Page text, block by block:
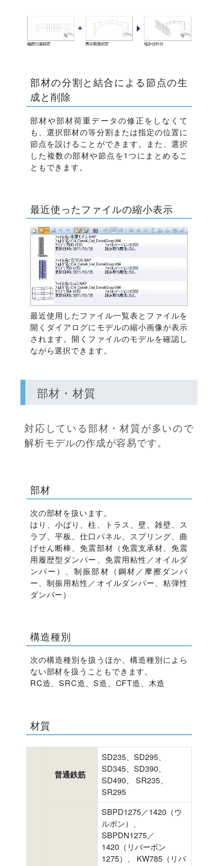
部材の分割と結合による節点の生
成と削除
部材や部材荷重データの修正をしなくて
も、選択部材の等分割または指定の位置に
節点を設けることができます。また、選択
した複数の部材や節点を1つにまとめるこ
ともできます。
最近使ったファイルの縮小表示
最近使用したファイル一覧表とファイルを
開くダイアログにモデルの縮小画像が表示
されます。開くファイルのモデルを確認し
ながら選択できます。
部材・材質
対応している部材・材質が多いので
解析モデルの作成が容易です。
部材
次の部材を扱います。
はり、小ばり、柱、トラス、壁、雑壁、ス
ラブ、平板、仕口パネル、スプリング、曲
げせん断棒、免震部材（免震支承材、免震
用履歴型ダンパー、免震用粘性／オイルダ
ンパー）、制振部材（鋼材／摩擦ダンパ
ー、制振用粘性／オイルダンパー、粘弾性
ダンパー）
構造種別
次の構造種別を扱うほか、構造種別によら
ない部材を扱うこともできます。
RC造、SRC造、S造、CFT造、木造
材質
普通鉄筋
SD235、SD295、
SD345、SD390、
SD490、 SR235、
SR295
SBPD1275／1420（ウ
ルボン）、
SBPDN1275／
1420（リバーボン
1275）、 KW785（リバ